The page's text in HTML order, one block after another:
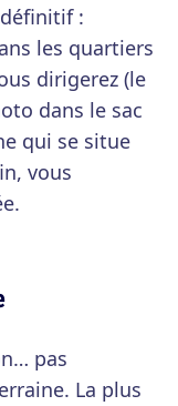
:
les quartiers
dirigerez (le
dans le sac
qui se situe
vous
pas
La plus